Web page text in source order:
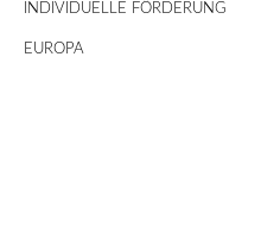
INDIVIDUELLE FÖRDERUNG
EUROPA